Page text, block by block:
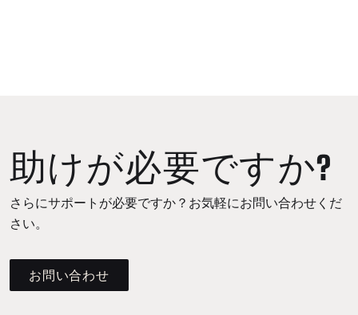
助けが必要ですか?
さらにサポートが必要ですか？お気軽にお問い合わせくだ
さい。
お問い合わせ